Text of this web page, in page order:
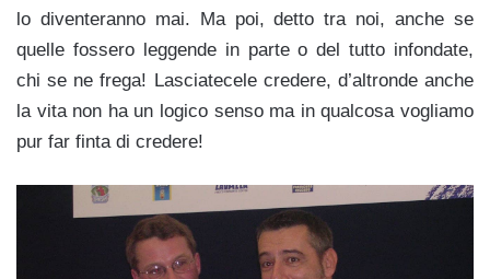
lo diventeranno mai. Ma poi, detto tra noi, anche se
quelle fossero leggende in parte o del tutto infondate,
chi se ne frega! Lasciatecele credere, d’altronde anche
la vita non ha un logico senso ma in qualcosa vogliamo
pur far finta di credere!